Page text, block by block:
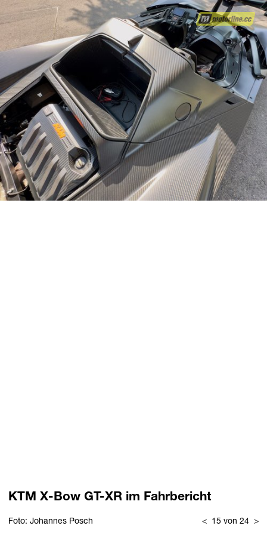
KTM X-Bow GT-XR im Fahrbericht
Foto: Johannes Posch < 15 von 24 >